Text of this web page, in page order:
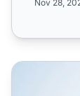
Nov 28,
Was ist die